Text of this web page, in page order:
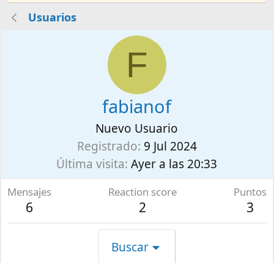
Usuarios
F
fabianof
Nuevo Usuario
Registrado 9 Jul 2024
Última visita Ayer a las 20:33
Mensajes
6
Reaction score
2
Puntos
3
Buscar